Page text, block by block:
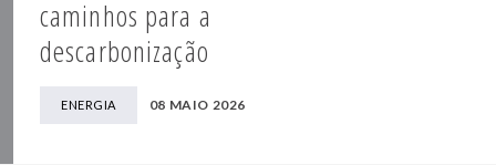
caminhos para a
descarbonização
ENERGIA 08 MAIO 2026